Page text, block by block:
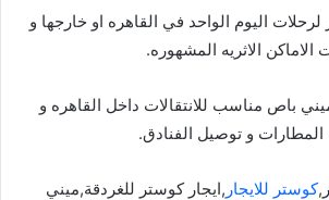
اليوم الواحد في القاهره او خارجها و
الاثريه المشهوره.
باص مناسب للانتقالات داخل القاهره و
و توصيل الفنادق.
كوستر للايجار ,ايجار كوستر للغردقة,ميني